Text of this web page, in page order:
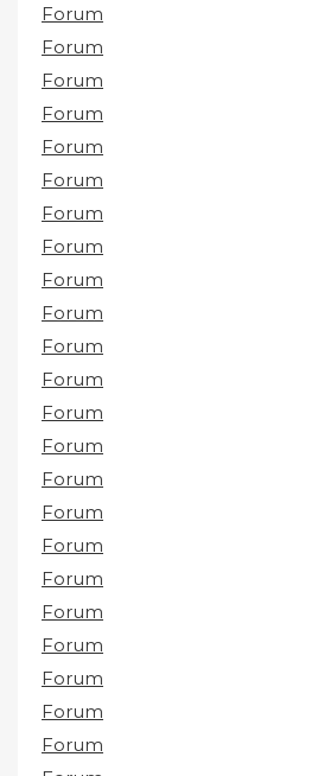
Forum
Forum
Forum
Forum
Forum
Forum
Forum
Forum
Forum
Forum
Forum
Forum
Forum
Forum
Forum
Forum
Forum
Forum
Forum
Forum
Forum
Forum
Forum